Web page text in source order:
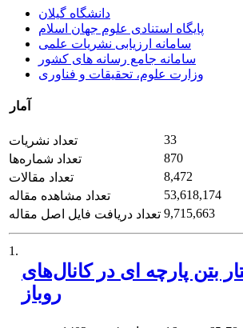
دانشگاه گیلان
پایگاه استنادی علوم جهان اسلام
سامانه ارزیابی نشریات علمی
سامانه جامع رسانه های کشور
وزارت علوم، تحقیقات و فناوری
آمار
تعداد نشریات
33
تعداد شماره‌ها
870
تعداد مقالات
8,472
تعداد مشاهده مقاله
53,618,174
تعداد دریافت فایل اصل مقاله 9,715,663
1.
بتن پارچه ای در کانال‌های
روباز